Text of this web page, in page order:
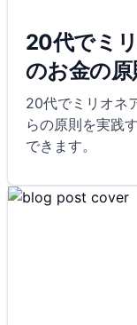
20代でミ
のお金の原
20代でミリオネ
らの原則を実践
できます。